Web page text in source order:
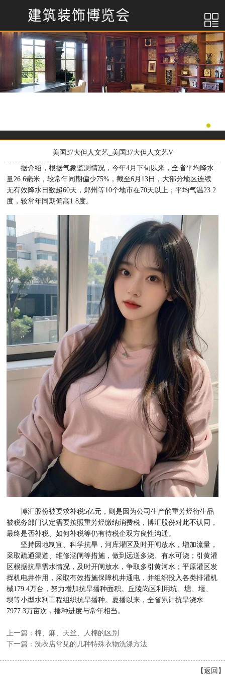
美国37大但人文艺_美国37大但人文艺V
据介绍，根据气象监测情况，今年4月下旬以来，全省平均降水
量26.6毫米，较常年同期偏少75%，截至6月13日，大部分地区连续
无有效降水日数超60天，郑州等10个地市在70天以上；平均气温23.2
度，较常年同期偏高1.8度。
博汇股份被要求补税5亿元，则是因为公司生产的重芳烃衍生品
被税务部门认定需要按照重芳烃缴纳消费税，博汇股份对此不认同，
最终是否补税、如何补税等仍有待税企双方良性沟通。
坚持因地制宜、科学抗旱，河库灌区及时开闸放水，增加流量，
采取疏通渠道、维修涵闸等措施，做到远送多浇、有水可浇；引黄灌
区根据抗旱需水情况，及时开闸放水，争取多引黄河水；平原灌区发
挥机电井作用，采取有效措施保障机井通电，并组织投入各类排灌机
械179.4万台，努力增加抗旱播种面积。丘陵岗区利用坑、塘、堰、
坝等小型水利工程组织抗旱播种。夏播以来，全省累计抗旱浇水
7977.3万亩次，播种进度与常年相当。
上一篇：棉、麻、天丝、人棉的区别
下一篇：洗衣店常见的几种特殊衣物洗涤方法
【返回 】